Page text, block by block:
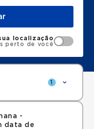
localização
perto de você
1
-
data de